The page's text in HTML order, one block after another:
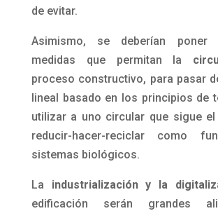
de evitar.
Asimismo, se deberían poner
medidas que permitan la
proceso constructivo, para pasar
lineal basado en los principios de
utilizar a uno circular que sigue
reducir-hacer-reciclar como
sistemas biológicos.
La industrialización y la
edificación serán grandes